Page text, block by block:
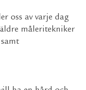
oss av varje dag
måleritekniker